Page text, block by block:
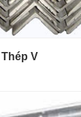
Thép V